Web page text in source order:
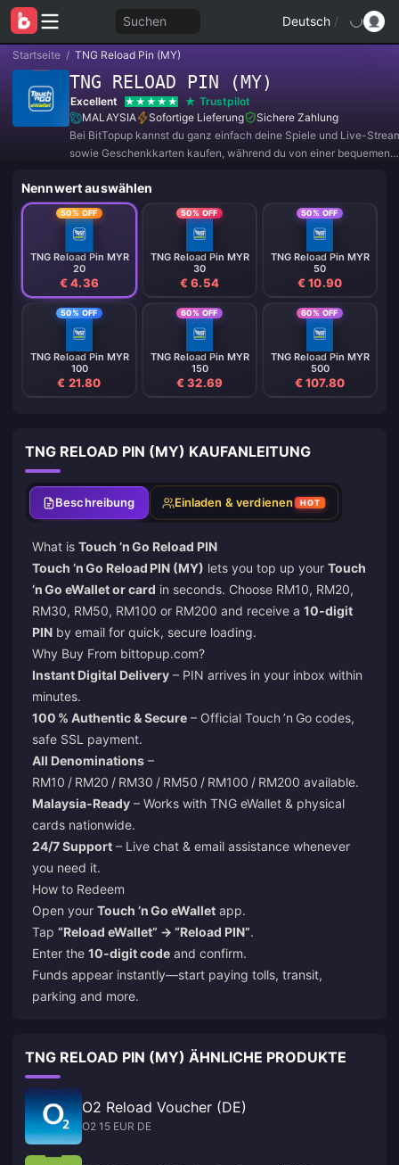
Suchen Deutsch /
Startseite / TNG Reload Pin (MY)
TNG RELOAD PIN (MY)
Excellent
Trustpilot
MALAYSIA
Sofortige Lieferung
Sichere Zahlung
Bei BitTopup kannst du ganz einfach deine Spiele und Live-
sowie Geschenkkarten kaufen, während du von einer bequemen
Nennwert auswählen
50% OFF
TNG Reload Pin MYR
20
€ 4.36
50% OFF
TNG Reload Pin MYR
30
€ 6.54
50% OFF
TNG Reload Pin MYR
50
€ 10.90
50% OFF
TNG Reload Pin MYR
100
€ 21.80
60% OFF
TNG Reload Pin MYR
150
€ 32.69
60% OFF
TNG Reload Pin MYR
500
€ 107.80
TNG RELOAD PIN (MY) KAUFANLEITUNG
Beschreibung Einladen & verdienen HOT
What is Touch ’n Go Reload PIN
Touch ’n Go Reload PIN (MY) lets you top up your Touch
’n Go eWallet or card in seconds. Choose RM10, RM20,
RM30, RM50, RM100 or RM200 and receive a 10‑digit
PIN by email for quick, secure loading.
Why Buy From bittopup.com?
Instant Digital Delivery – PIN arrives in your inbox within
minutes.
100 % Authentic & Secure – Official Touch ’n Go codes,
safe SSL payment.
All Denominations –
RM10 / RM20 / RM30 / RM50 / RM100 / RM200 available.
Malaysia‑Ready – Works with TNG eWallet & physical
cards nationwide.
24/7 Support – Live chat & email assistance whenever
you need it.
How to Redeem
Open your Touch ’n Go eWallet app.
Tap “Reload eWallet” → “Reload PIN”.
Enter the 10‑digit code and confirm.
Funds appear instantly—start paying tolls, transit,
parking and more.
TNG RELOAD PIN (MY) ÄHNLICHE PRODUKTE
O2 Reload Voucher (DE)
O2 15 EUR DE